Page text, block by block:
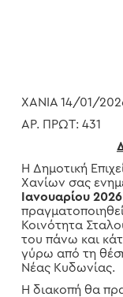
ΧΑΝΙΑ 14/01/
ΑΡ. ΠΡΩΤ: 431
Η Δημοτική
Χανίων σας
Ιανουαρίου 2026
Κοινότητα
του πάνω και
γύρω από τη
Νέας Κυδωνίας.
Η διακοπή θα